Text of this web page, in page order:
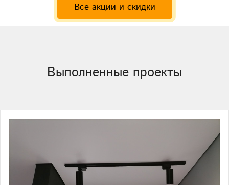
Все акции и скидки
Выполненные проекты